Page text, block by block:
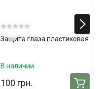
Защита глаза пластиковая
В наличии
100 грн.